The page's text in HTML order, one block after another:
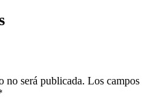
no será publicada. Los campos